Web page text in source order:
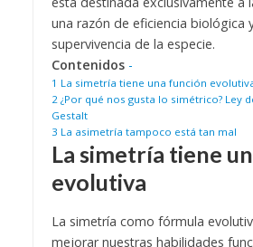
una razón de eficiencia biológica
supervivencia de la especie.
Contenidos -
1 La simetría tiene una función
2 ¿Por qué nos gusta lo simétrico? Ley
Gestalt
3 La asimetría tampoco está tan mal
La simetría tiene
evolutiva
La simetría como fórmula
mejorar nuestras habilidades